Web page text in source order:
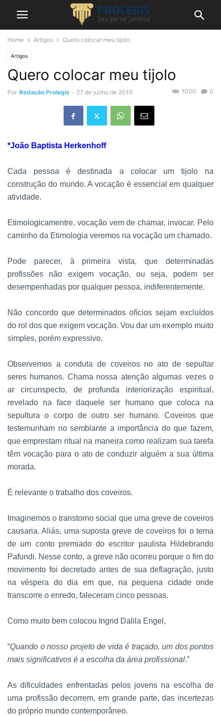
Home Artigos Quero colocar meu tijolo
Artigos
Quero colocar meu tijolo
Por Redação Prolegis - 27 de junho de 2010 0
1000
*João Baptista Herkenhoff
Cada pessoa é destinada a colocar um tijolo na
construção do mundo. A vocação é essencial em qualquer
atividade.
Etimologicamentre, vocação vem de chamar, invocar. Pelo
caminho da Etimologia veremos na vocação um chamado.
Pode parecer, à primeira vista, que determinadas
profissões não exigem vocação, ou seja, podem ser
desempenhadas por qualquer pessoa, indiferentemente.
Não concordo que determinados ofícios sejam excluídos
do rol dos que exigem vocação. Vou dar um exemplo muito
simples, porém expressivo.
Observemos a conduta de coveiros no ato de sepultar
seres humanos. Chama nossa atenção algumas vezes o
ar circunspecto, de profunda interiorização espiritual,
revelado na face daquele ser humano que coloca na
sepultura o corpo de outro ser humano. Coveiros que
testemunham no semblante a importância do que fazem,
que emprestam ritual na maneira como realizam sua tarefa
têm vocação para o ato de conduzir alguém a sua última
morada.
É relevante o trabalho dos coveiros.
Imaginemos o transtorno social que uma greve de coveiros
causaria. Aliás, uma suposta greve de coveiros foi o tema
de um conto premiado do escritor paulista Hildebrando
Pafundi. Nesse conto, a greve não ocorreu porque o fim do
movimento foi decretado antes de sua deflagração, justo
na véspera do dia em que, na pequena cidade onde
transcorre o enredo, faleceram cinco pessoas.
Como muito bem colocou Ingrid Dalila Engel,
“Quando o nosso projeto de vida é traçado, um dos pontos
mais significativos é a escolha da área profissional.”
As dificuldades enfrentadas pelos jovens na escolha de
uma profissão decorrem, em grande parte, das incertezas
do próprio mundo contemporâneo.